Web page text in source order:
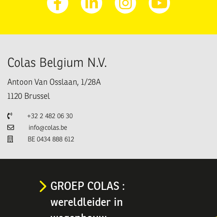
FacebookLinkedinInstagramYoutube
Colas Belgium N.V.
Antoon Van Osslaan, 1/28A
1120 Brussel
Telefoon+32 2 482 06 30
E-mailinfo@colas.be
BE 0434 888 612
GROEP COLAS :
wereldleider in